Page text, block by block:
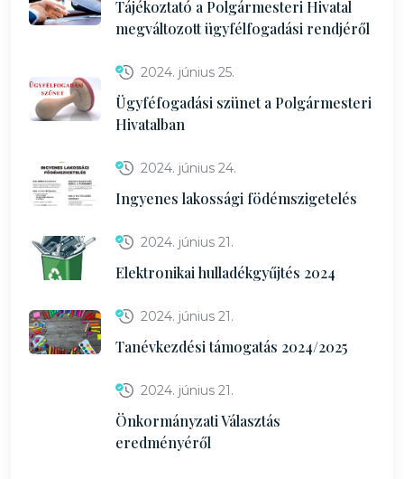
Tájékoztató a Polgármesteri Hivatal
megváltozott ügyfélfogadási rendjéről
2024. június 25.
Ügyféfogadási szünet a Polgármesteri
Hivatalban
2024. június 24.
Ingyenes lakossági födémszigetelés
2024. június 21.
Elektronikai hulladékgyűjtés 2024
2024. június 21.
Tanévkezdési támogatás 2024/2025
2024. június 21.
Önkormányzati Választás
eredményéről